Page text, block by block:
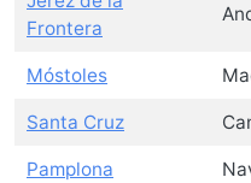
Frontera
Móstoles
Santa Cruz
Pamplona